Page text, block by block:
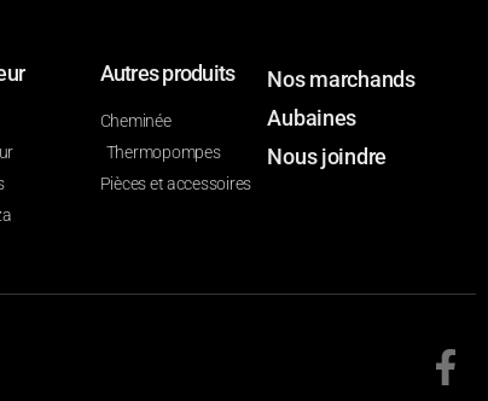
Autres produits
Cheminée
Thermopompes
Pièces et accessoires
Nos marchands
Aubaines
Nous joindre